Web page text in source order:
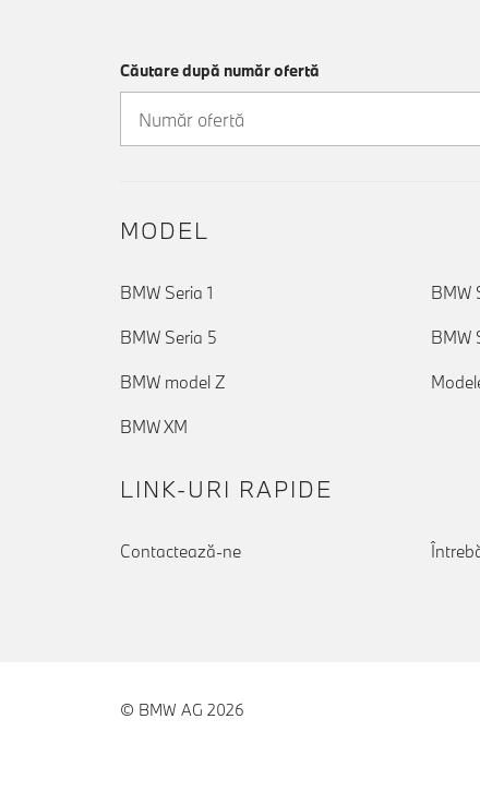
Căutare după număr ofertă
MODEL
BMW Seria 1 BMW
BMW Seria 5 BMW
BMW model Z
BMW XM
LINK-URI RAPIDE
Contactează-ne
© BMW AG 2026